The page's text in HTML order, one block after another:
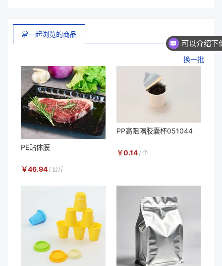
常一起浏览的商品
换一批
PE贴体膜
￥46.94 / 公斤
PP高阻隔胶囊杯051044
￥0.14 / 个